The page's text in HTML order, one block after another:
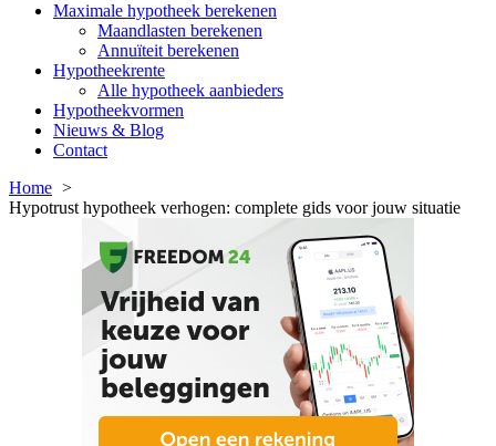
Maximale hypotheek berekenen
Maandlasten berekenen
Annuïteit berekenen
Hypotheekrente
Alle hypotheek aanbieders
Hypotheekvormen
Nieuws & Blog
Contact
Home
Hypotrust hypotheek verhogen: complete gids voor jouw situatie